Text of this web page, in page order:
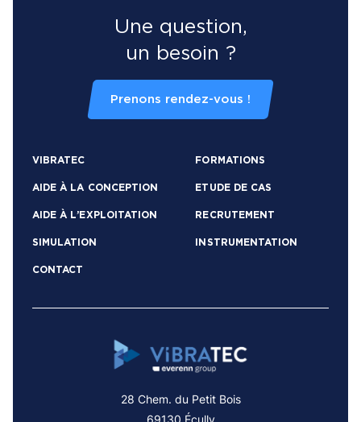
Une question,
un besoin ?
Prenons rendez-vous !
VIBRATEC FORMATIONS
AIDE À LA CONCEPTION ETUDE DE CAS
AIDE À L’EXPLOITATION RECRUTEMENT
SIMULATION INSTRUMENTATION
CONTACT
28 Chem. du Petit Bois
69130 Écully